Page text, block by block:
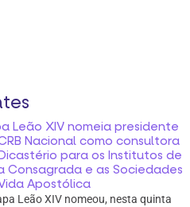
Leão XIV nomeia presidente
Nacional como consultora
para os Institutos de
Consagrada e as Sociedades
Apostólica
Leão XIV nomeou, nesta quinta